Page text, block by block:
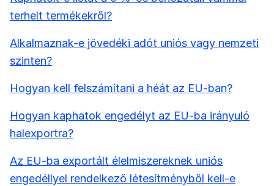
terhelt termékekről?
Alkalmaznak-e jövedéki adót uniós vagy nemzeti
szinten?
Hogyan kell felszámítani a héát az EU-ban?
Hogyan kaphatok engedélyt az EU-ba irányuló
halexportra?
Az EU-ba exportált élelmiszereknek uniós
engedéllyel rendelkező létesítményből kell-e